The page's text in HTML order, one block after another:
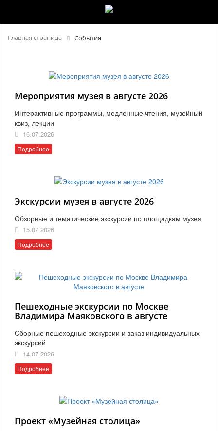
Главная страница События
Мероприятия музея в августе 2026
Интерактивные программы, медленные чтения, музейный
квиз, лекции
16.07.2026
Подробнее
Экскурсии музея в августе 2026
Обзорные и тематические экскурсии по площадкам музея
15.07.2026
Подробнее
Пешеходные экскурсии по Москве
Владимира Маяковского в августе
Сборные пешеходные экскурсии и заказ индивидуальных
экскурсий
14.07.2026
Подробнее
Проект «Музейная столица»